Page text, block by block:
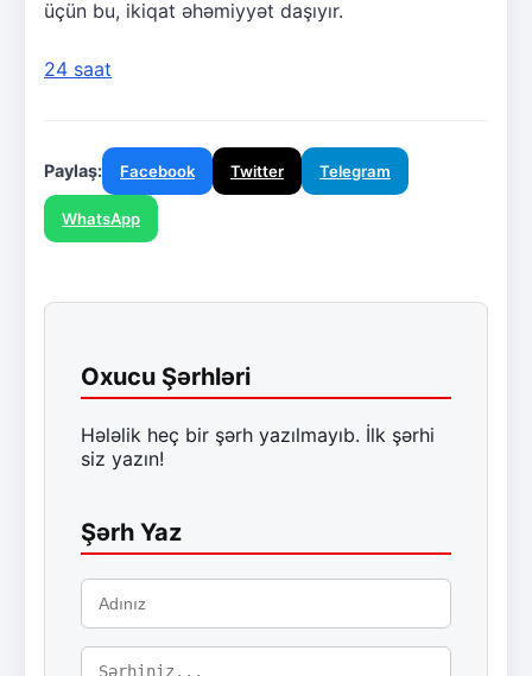
üçün bu, ikiqat əhəmiyyət daşıyır.
24 saat
Paylaş: Facebook Twitter Telegram
WhatsApp
Oxucu Şərhləri
Hələlik heç bir şərh yazılmayıb. İlk şərhi
siz yazın!
Şərh Yaz